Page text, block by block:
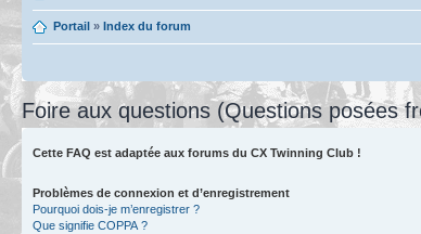
Portail » Index du forum
Foire aux questions (Questions posées
Cette FAQ est adaptée aux forums du CX Twinning Club !
Problèmes de connexion et d’enregistrement
Pourquoi dois-je m’enregistrer ?
Que signifie COPPA ?